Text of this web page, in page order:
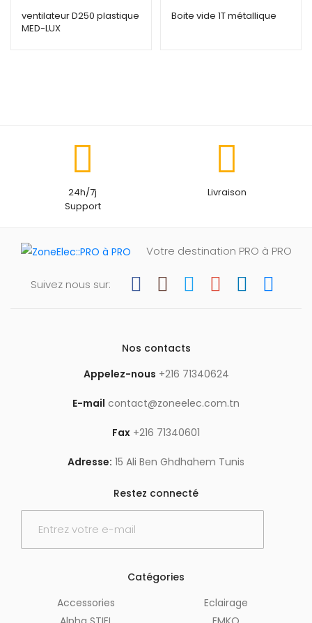
ventilateur D250 plastique
MED-LUX
Boite vide 1T métallique
24h/7j
Support
Livraison
Votre destination PRO à PRO
Suivez nous sur:
Nos contacts
Appelez-nous +216 71340624
E-mail contact@zoneelec.com.tn
Fax +216 71340601
Adresse: 15 Ali Ben Ghdhahem Tunis
Restez connecté
Catégories
Accessories
Eclairage